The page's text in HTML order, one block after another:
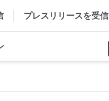
プレスリリースを受信